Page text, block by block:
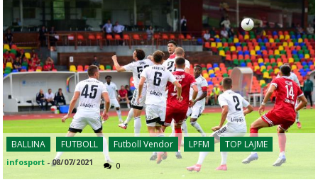
BALLINA FUTBOLL Futboll Vendor LPFM TOP LAJME
infosport -08/07/2021 0